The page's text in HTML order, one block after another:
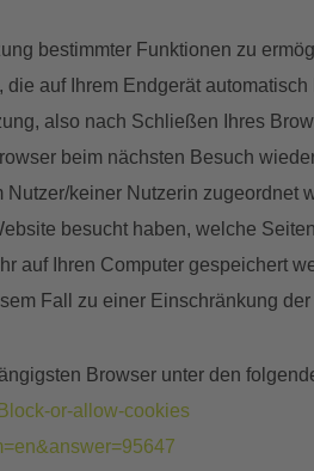
bestimmter Funktionen zu
auf Ihrem Endgerät
also nach Schließen Ihres
beim nächsten Besuch
keiner Nutzerin zugeordnet
besucht haben, welche
auf Ihren Computer gespeichert
Fall zu einer Einschränkung
Browser unter den
or-allow-cookies